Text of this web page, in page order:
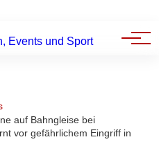
auf Bahngleise bei
vor gefährlichem Eingriff in